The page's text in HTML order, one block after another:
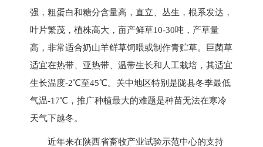
强，粗蛋白和糖分含量高，直立、丛生，根系发达，
叶片繁茂，植株高大，亩产鲜草10-30吨，产草量
高，非常适合奶山羊鲜草饲喂或制作青贮草。巨菌草
适宜在热带、亚热带、温带生长和人工栽培，其适宜
生长温度-2℃至45℃。关中地区特别是陇县冬季最低
气温-17℃，推广种植最大的难题是种苗无法在寒冷
天气下越冬。
近年来在陕西省畜牧产业试验示范中心的支持